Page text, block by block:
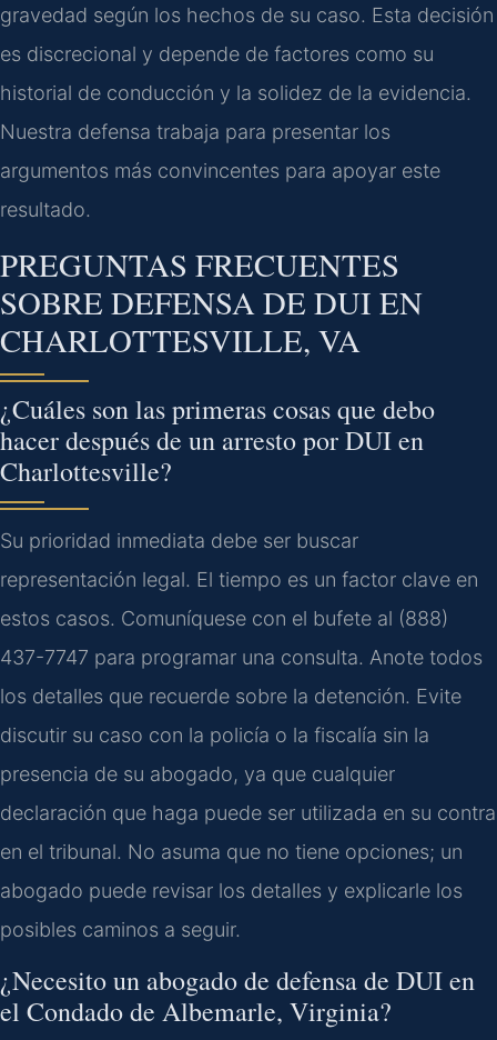
gravedad según los hechos de su caso. Esta decisión
es discrecional y depende de factores como su
historial de conducción y la solidez de la evidencia.
Nuestra defensa trabaja para presentar los
argumentos más convincentes para apoyar este
resultado.
PREGUNTAS FRECUENTES
SOBRE DEFENSA DE DUI EN
CHARLOTTESVILLE, VA
¿Cuáles son las primeras cosas que debo
hacer después de un arresto por DUI en
Charlottesville?
Su prioridad inmediata debe ser buscar
representación legal. El tiempo es un factor clave en
estos casos. Comuníquese con el bufete al (888)
437-7747 para programar una consulta. Anote todos
los detalles que recuerde sobre la detención. Evite
discutir su caso con la policía o la fiscalía sin la
presencia de su abogado, ya que cualquier
declaración que haga puede ser utilizada en su contra
en el tribunal. No asuma que no tiene opciones; un
abogado puede revisar los detalles y explicarle los
posibles caminos a seguir.
¿Necesito un abogado de defensa de DUI en
el Condado de Albemarle, Virginia?